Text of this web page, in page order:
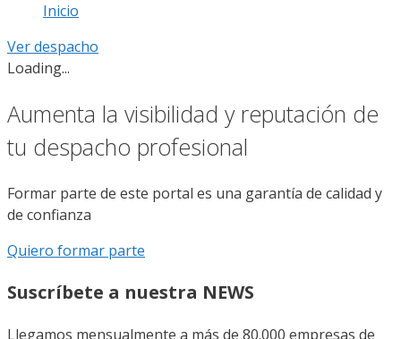
Inicio
Ver despacho
Loading...
Aumenta la visibilidad y reputación de
tu despacho profesional
Formar parte de este portal es una garantía de calidad y
de confianza
Quiero formar parte
Suscríbete a nuestra NEWS
Llegamos mensualmente a más de 80.000 empresas de